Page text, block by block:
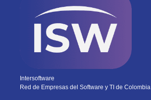
Intersoftware
Red de Empresas del Software y TI de Colombia